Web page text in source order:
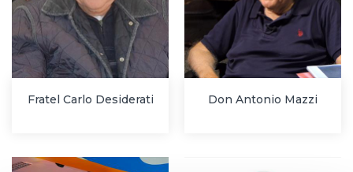
Fratel Carlo Desiderati Don Antonio Mazzi